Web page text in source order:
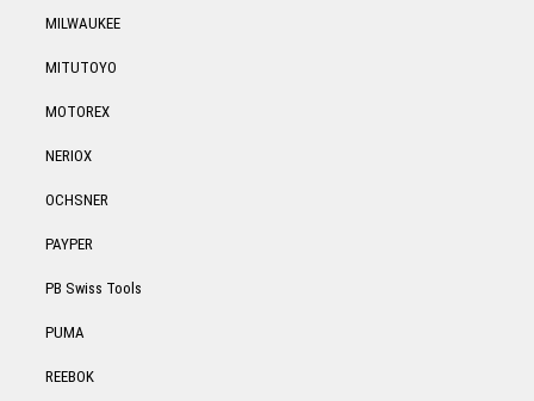
MILWAUKEE
MITUTOYO
MOTOREX
NERIOX
OCHSNER
PAYPER
PB Swiss Tools
PUMA
REEBOK